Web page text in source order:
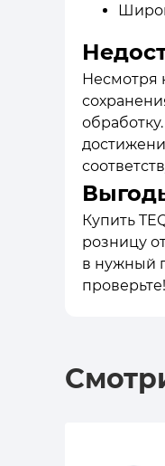
Несмотря
Купить
розницу
в нужный
проверьте!